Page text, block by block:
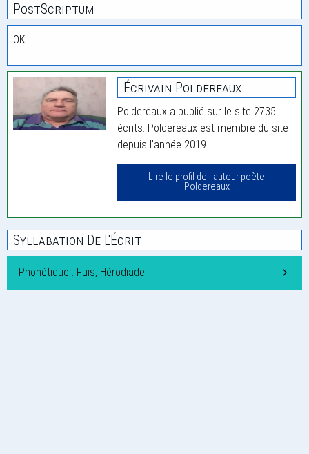
PostScriptum
OK.
Écrivain Poldereaux
Poldereaux a publié sur le site 2735
écrits. Poldereaux est membre du site
depuis l'année 2019.
Lire le profil de l'auteur poète
Poldereaux
Syllabation De L'Écrit
Phonétique : Fuis, Hérodiade.